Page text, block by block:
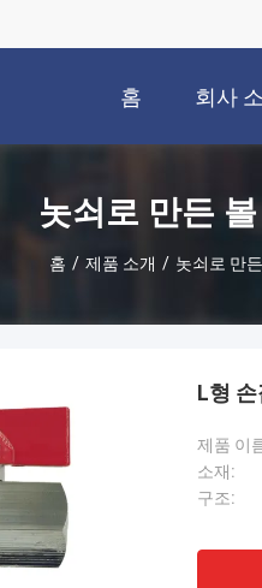
홈 회사
놋쇠로 만든
홈 / 제품 소개 / 놋쇠로 만
L형
제품 이
소재:
구조: